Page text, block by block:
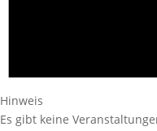
Hinweis
Es gibt keine